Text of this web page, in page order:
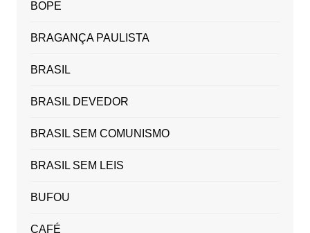
BOPE
BRAGANÇA PAULISTA
BRASIL
BRASIL DEVEDOR
BRASIL SEM COMUNISMO
BRASIL SEM LEIS
BUFOU
CAFÉ